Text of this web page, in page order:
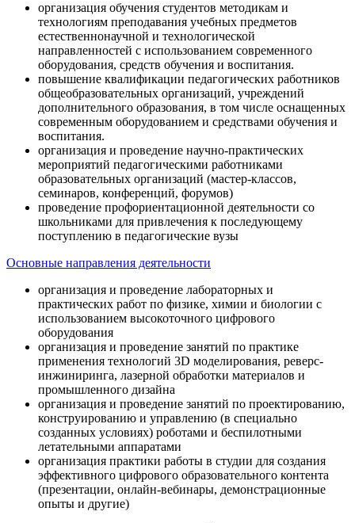
организация обучения студентов методикам и
технологиям преподавания учебных предметов
естественнонаучной и технологической
направленностей с использованием современного
оборудования, средств обучения и воспитания.
повышение квалификации педагогических работников
общеобразовательных организаций, учреждений
дополнительного образования, в том числе оснащенных
современным оборудованием и средствами обучения и
воспитания.
организация и проведение научно-практических
мероприятий педагогическими работниками
образовательных организаций (мастер-классов,
семинаров, конференций, форумов)
проведение профориентационной деятельности со
школьниками для привлечения к последующему
поступлению в педагогические вузы
Основные направления деятельности
организация и проведение лабораторных и
практических работ по физике, химии и биологии с
использованием высокоточного цифрового
оборудования
организация и проведение занятий по практике
применения технологий 3D моделирования, реверс-
инжиниринга, лазерной обработки материалов и
промышленного дизайна
организация и проведение занятий по проектированию,
конструированию и управлению (в специально
созданных условиях) роботами и беспилотными
летательными аппаратами
организация практики работы в студии для создания
эффективного цифрового образовательного контента
(презентации, онлайн-вебинары, демонстрационные
опыты и другие)